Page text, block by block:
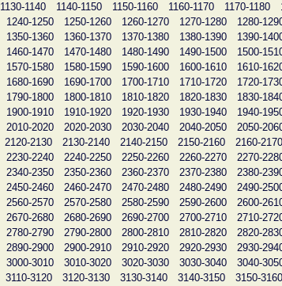
1130-1140 1140-1150 1150-1160 1160-1170 1170-1180
1240-1250 1250-1260 1260-1270 1270-1280 1280-
1350-1360 1360-1370 1370-1380 1380-1390 1390-
1460-1470 1470-1480 1480-1490 1490-1500 1500-
1570-1580 1580-1590 1590-1600 1600-1610 1610-
1680-1690 1690-1700 1700-1710 1710-1720 1720-
1790-1800 1800-1810 1810-1820 1820-1830 1830-
1900-1910 1910-1920 1920-1930 1930-1940 1940-
2010-2020 2020-2030 2030-2040 2040-2050 2050-
2120-2130 2130-2140 2140-2150 2150-2160 2160-2170
2230-2240 2240-2250 2250-2260 2260-2270 2270-
2340-2350 2350-2360 2360-2370 2370-2380 2380-
2450-2460 2460-2470 2470-2480 2480-2490 2490-
2560-2570 2570-2580 2580-2590 2590-2600 2600-
2670-2680 2680-2690 2690-2700 2700-2710 2710-
2780-2790 2790-2800 2800-2810 2810-2820 2820-
2890-2900 2900-2910 2910-2920 2920-2930 2930-
3000-3010 3010-3020 3020-3030 3030-3040 3040-
3110-3120 3120-3130 3130-3140 3140-3150 3150-3160